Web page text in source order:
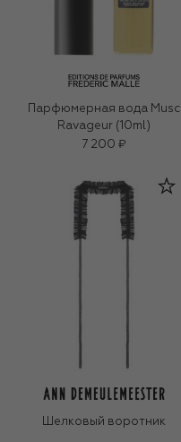
Парфюмерная вода Musc
Ravageur (10ml)
7 200 ₽
Шелковый воротник